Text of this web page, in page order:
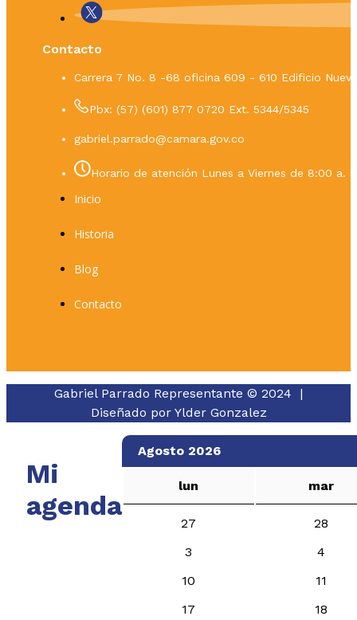
Contacto
Carrera 7 No. 8 -68 oficina 609 - 610 Edificio
Pbx: (57) (601) 877 0720 Ext. 5344/5345
gabriel.parrado@camara.gov.co
Horario de atención Lunes a Viernes de 8:00 a.
Inicio
Historia
Blog
Contacto
Gabriel Parrado Representante © 2024 |
Diseñado por Ylder Gonzalez
Mi
agenda
Agosto 2026
lun mar
27
28
3
4
10
11
17
18